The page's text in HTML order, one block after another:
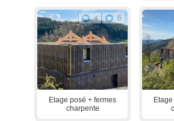
4 6
Etage posé + fermes
charpente